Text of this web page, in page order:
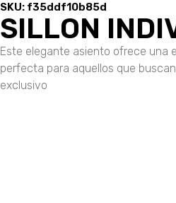
SKU: f35ddf10b85d
SILLON
Este elegante asiento ofrece una
perfecta para aquellos que
exclusivo